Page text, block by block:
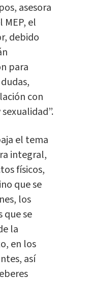
asesora
el
debido
para
con
el tema
integral,
físicos,
que se
los
que se
la
en los
así